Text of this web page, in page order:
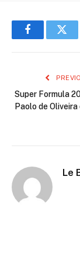
Facebook
Super Formula
Paolo de
Le